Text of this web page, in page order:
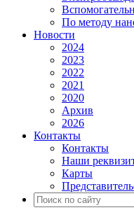
По методу
Новости
2024
2023
2022
2021
2020
Архив
2026
Контакты
Контакты
Наши
Карты